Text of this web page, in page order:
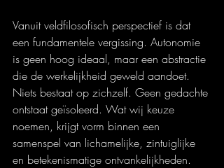
Vanuit veldfilosofisch perspectief is dat
een fundamentele vergissing. Autonomie
is geen hoog ideaal, maar een abstractie
die de werkelijkheid geweld aandoet.
Niets bestaat op zichzelf. Geen gedachte
ontstaat geïsoleerd. Wat wij keuze
noemen, krijgt vorm binnen een
samenspel van lichamelijke, zintuiglijke
en betekenismatige ontvankelijkheden.